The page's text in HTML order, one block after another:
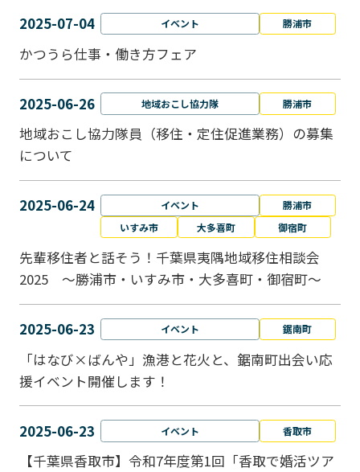
2025-07-04 イベント 勝浦市
かつうら仕事・働き方フェア
2025-06-26 地域おこし協力隊 勝浦市
地域おこし協力隊員（移住・定住促進業務）の募集
について
2025-06-24 イベント
勝浦市
いすみ市
大多喜町 御宿町
先輩移住者と話そう！千葉県夷隅地域移住相談会
2025 ～勝浦市・いすみ市・大多喜町・御宿町～
2025-06-23 イベント 鋸南町
「はなび×ばんや」漁港と花火と、鋸南町出会い応
援イベント開催します！
2025-06-23 イベント 香取市
【千葉県香取市】令和7年度第1回「香取で婚活ツア